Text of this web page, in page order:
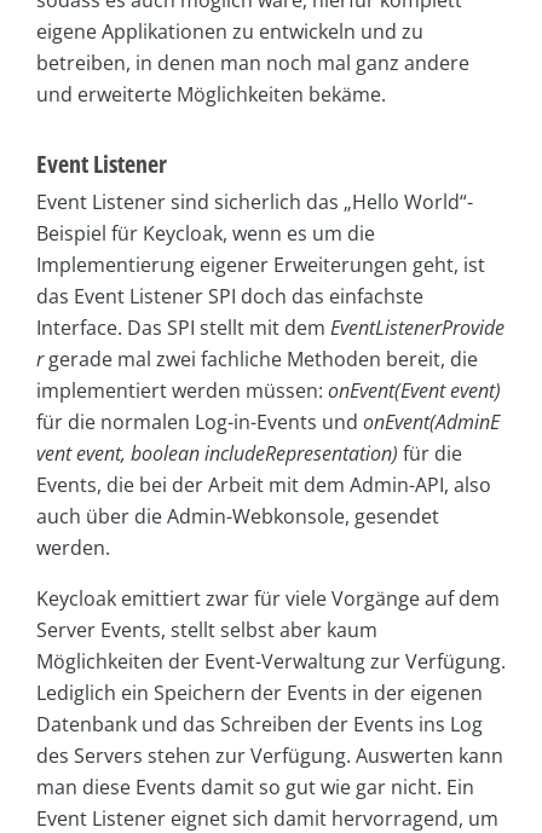
eigene Applikationen zu entwickeln und zu
betreiben, in denen man noch mal ganz andere
und erweiterte Möglichkeiten bekäme.
Event Listener
Event Listener sind sicherlich das „Hello World“-
Beispiel für Keycloak, wenn es um die
Implementierung eigener Erweiterungen geht, ist
das Event ListenerSPI doch das einfachste
Interface. Das SPI stellt mit dem EventListenerProvide
rgerade mal zwei fachliche Methoden bereit, die
implementiert werden müssen: onEvent(Event event)
für die normalen Log-in-Events und onEvent(AdminE
vent event, boolean includeRepresentation) für die
Events, die bei der Arbeit mit dem Admin-API, also
auch über die Admin-Webkonsole, gesendet
werden.
Keycloak emittiert zwar für viele Vorgänge auf dem
Server Events, stellt selbst aber kaum
Möglichkeiten der Event-Verwaltung zur Verfügung.
Lediglich ein Speichern der Events in der eigenen
Datenbank und das Schreiben der Events ins Log
des Servers stehen zur Verfügung. Auswerten kann
man diese Events damit so gut wie gar nicht. Ein
Event Listener eignet sich damit hervorragend, um